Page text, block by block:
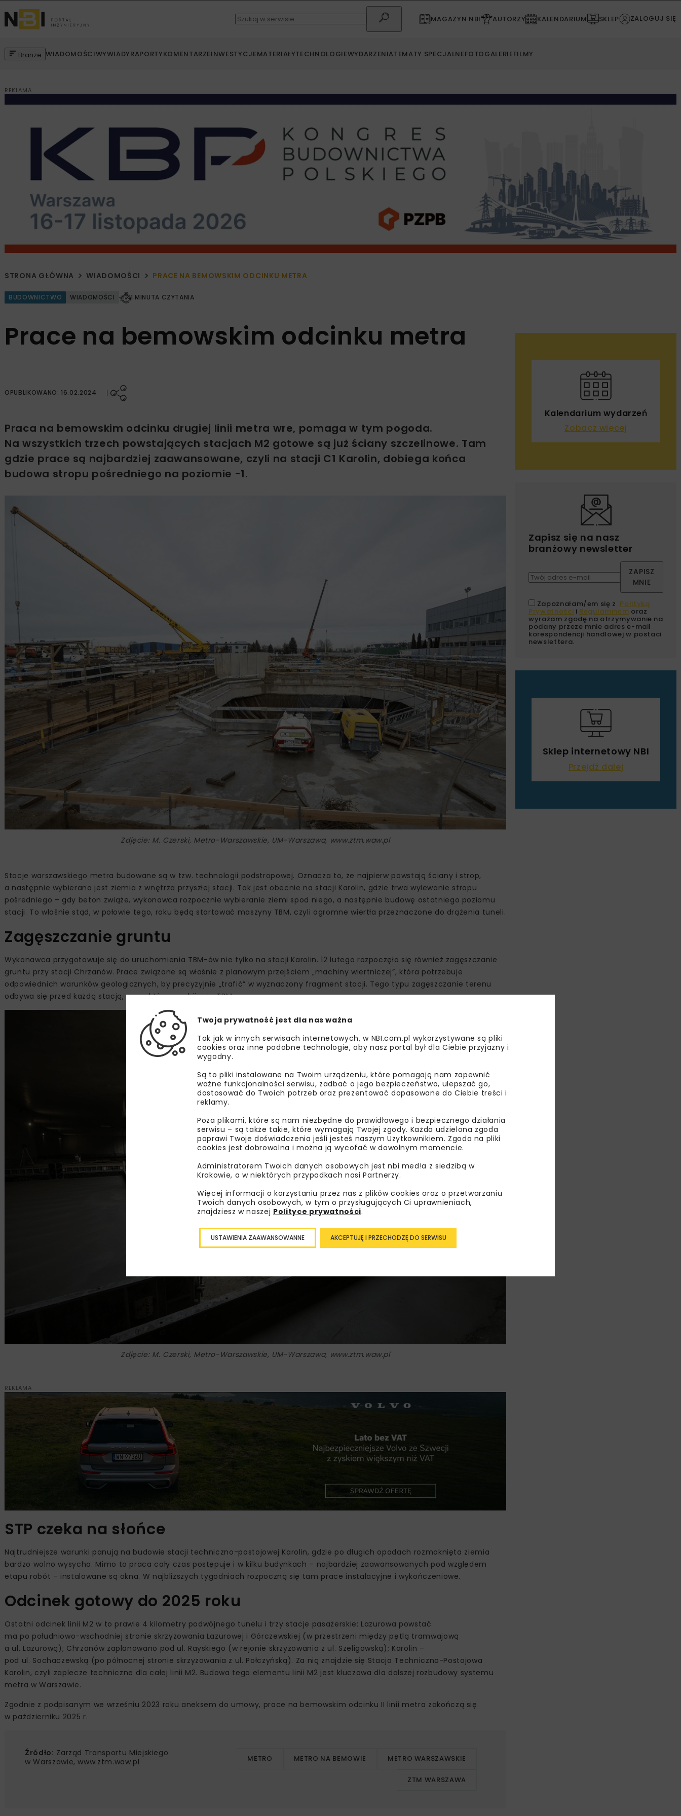
MAGAZYN NBI AUTORZY KALENDARIUM SKLEP ZALOGUJ SIĘ
Branże WIADOMOŚCIWYWIADYRAPORTYKOMENTARZEINWESTYCJEMATERIAŁYTECHNOLOGIEWYDARZENIATEMATY SPECJALNEFOTOGALERIEFILMY
REKLAMA
STRONA GŁÓWNA WIADOMOŚCI PRACE NA BEMOWSKIM ODCINKU METRA
BUDOWNICTWO WIADOMOŚCI 1 MINUTA CZYTANIA
Prace na bemowskim odcinku metra
OPUBLIKOWANO: 16.02.2024
Praca na bemowskim odcinku drugiej linii metra wre, pomaga w tym pogoda.
Na wszystkich trzech powstających stacjach M2 gotowe są już ściany szczelinowe. Tam
gdzie prace są najbardziej zaawansowane, czyli na stacji C1 Karolin, dobiega końca
budowa stropu pośredniego na poziomie -1.
Zdjęcie: M. Czerski, Metro-Warszawskie, UM-Warszawa, www.ztm.waw.pl
Stacje warszawskiego metra budowane są w tzw. technologii podstropowej. Oznacza to, że najpierw powstają ściany i strop,
a następnie wybierana jest ziemia z wnętrza przyszłej stacji. Tak jest obecnie na stacji Karolin, gdzie trwa wylewanie stropu
pośredniego – gdy beton zwiąże, wykonawca rozpocznie wybieranie ziemi spod niego, a następnie budowę ostatniego poziomu
stacji. To właśnie stąd, w połowie tego, roku będą startować maszyny TBM, czyli ogromne wiertła przeznaczone do drążenia tuneli.
Zagęszczanie gruntu
Wykonawca przygotowuje się do uruchomienia TBM-ów nie tylko na stacji Karolin. 12 lutego rozpoczęło się również zagęszczanie
gruntu przy stacji Chrzanów. Prace związane są właśnie z planowym przejściem „machiny wiertniczej”, która potrzebuje
odpowiednich warunków geologicznych, by precyzyjnie „trafić” w wyznaczony fragment stacji. Tego typu zagęszczanie terenu
odbywa się przed każdą stacją, przez którą przebija się TBM.
Zdjęcie: M. Czerski, Metro-Warszawskie, UM-Warszawa, www.ztm.waw.pl
REKLAMA
STP czeka na słońce
Najtrudniejsze warunki panują na budowie stacji techniczno-postojowej Karolin, gdzie po długich opadach rozmoknięta ziemia
bardzo wolno wysycha. Mimo to praca cały czas postępuje i w kilku budynkach – najbardziej zaawansowanych pod względem
etapu robót – instalowane są okna. W najbliższych tygodniach rozpoczną się tam prace instalacyjne i wykończeniowe.
Odcinek gotowy do 2025 roku
Ostatni odcinek linii M2 w to prawie 4 kilometry podwójnego tunelu i trzy stacje pasażerskie: Lazurowa powstać
ma po południowo-wschodniej stronie skrzyżowania Lazurowej i Górczewskiej (w przestrzeni między pętlą tramwajową
a ul. Lazurową); Chrzanów zaplanowano pod ul. Rayskiego (w rejonie skrzyżowania z ul. Szeligowską); Karolin –
pod ul. Sochaczewską (po północnej stronie skrzyżowania z ul. Połczyńską). Za nią znajdzie się Stacja Techniczno-Postojowa
Karolin, czyli zaplecze techniczne dla całej linii M2. Budowa tego elementu linii M2 jest kluczowa dla dalszej rozbudowy systemu
metra w Warszawie.
Zgodnie z podpisanym we wrześniu 2023 roku aneksem do umowy, prace na bemowskim odcinku II linii metra zakończą się
w październiku 2025 r.
Źródło: Zarząd Transportu Miejskiego
w Warszawie, www.ztm.waw.pl
METRO METRO NA BEMOWIE METRO WARSZAWSKIE
ZTM WARSZAWA
Kalendarium wydarzeń
Zobacz więcej
Zapisz się na nasz
branżowy newsletter
ZAPISZ
MNIE
Zapoznałam/em się z Polityką
Prywatności i Regulaminem oraz
wyrażam zgodę na otrzymywanie na
podany przeze mnie adres e-mail
korespondencji handlowej w postaci
newslettera.
Sklep internetowy NBI
Przejdź dalej
Twoja prywatność jest dla nas ważna
Tak jak w innych serwisach internetowych, w NBI.com.pl wykorzystywane są pliki
cookies oraz inne podobne technologie, aby nasz portal był dla Ciebie przyjazny i
wygodny.
Są to pliki instalowane na Twoim urządzeniu, które pomagają nam zapewnić
ważne funkcjonalności serwisu, zadbać o jego bezpieczeństwo, ulepszać go,
dostosować do Twoich potrzeb oraz prezentować dopasowane do Ciebie treści i
reklamy.
Poza plikami, które są nam niezbędne do prawidłowego i bezpiecznego działania
serwisu – są także takie, które wymagają Twojej zgody. Każda udzielona zgoda
poprawi Twoje doświadczenia jeśli jesteś naszym Użytkownikiem. Zgoda na pliki
cookies jest dobrowolna i można ją wycofać w dowolnym momencie.
Administratorem Twoich danych osobowych jest nbi med!a z siedzibą w
Krakowie, a w niektórych przypadkach nasi Partnerzy.
Więcej informacji o korzystaniu przez nas z plików cookies oraz o przetwarzaniu
Twoich danych osobowych, w tym o przysługujących Ci uprawnieniach,
znajdziesz w naszej Polityce prywatności.
AKCEPTUJĘ I PRZECHODZĘ DO SERWISU
USTAWIENIA ZAAWANSOWANNE